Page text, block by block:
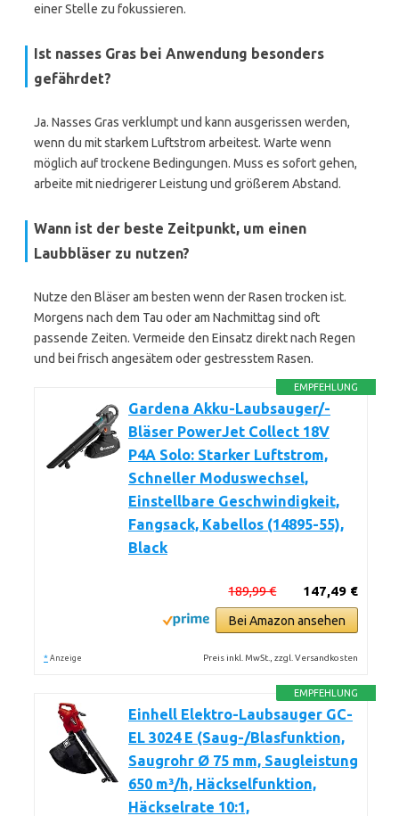
einer Stelle zu fokussieren.
Ist nasses Gras bei Anwendung besonders
gefährdet?
Ja. Nasses Gras verklumpt und kann ausgerissen werden,
wenn du mit starkem Luftstrom arbeitest. Warte wenn
möglich auf trockene Bedingungen. Muss es sofort gehen,
arbeite mit niedrigerer Leistung und größerem Abstand.
Wann ist der beste Zeitpunkt, um einen
Laubbläser zu nutzen?
Nutze den Bläser am besten wenn der Rasen trocken ist.
Morgens nach dem Tau oder am Nachmittag sind oft
passende Zeiten. Vermeide den Einsatz direkt nach Regen
und bei frisch angesätem oder gestresstem Rasen.
EMPFEHLUNG
Gardena Akku-Laubsauger/-
Bläser PowerJet Collect 18V
P4A Solo: Starker Luftstrom,
Schneller Moduswechsel,
Einstellbare Geschwindigkeit,
Fangsack, Kabellos (14895-55),
Black
147,49 €
189,99 €
Bei Amazon ansehen
* Anzeige Preis inkl. MwSt., zzgl. Versandkosten
EMPFEHLUNG
Einhell Elektro-Laubsauger GC-
EL 3024 E (Saug-/Blasfunktion,
Saugrohr Ø 75 mm, Saugleistung
650 m³/h, Häckselfunktion,
Häckselrate 10:1,